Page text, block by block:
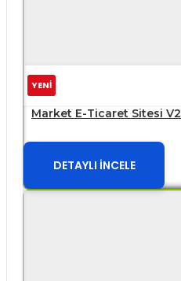
YENİ
Market E-Ticaret Sitesi V2
DETAYLI İNCELE